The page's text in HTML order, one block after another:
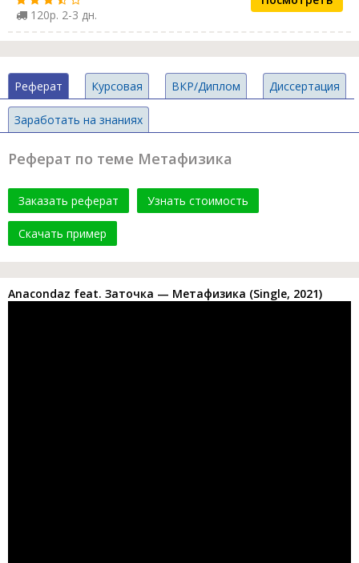
120р. 2-3 дн.
Реферат Курсовая ВКР/Диплом Диссертация
Заработать на знаниях
Реферат по теме Метафизика
Заказать реферат Узнать стоимость
Скачать пример
Anacondaz feat. Заточка — Метафизика (Single, 2021)